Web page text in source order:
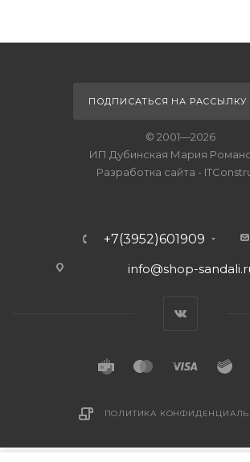
ПОДПИСАТЬСЯ НА РАССЫЛКУ
© 2001—2026
ИП Дубинская Мария
Разработка сайта -
+7(3952)601909
info@shop-
ПОЛИТИКА